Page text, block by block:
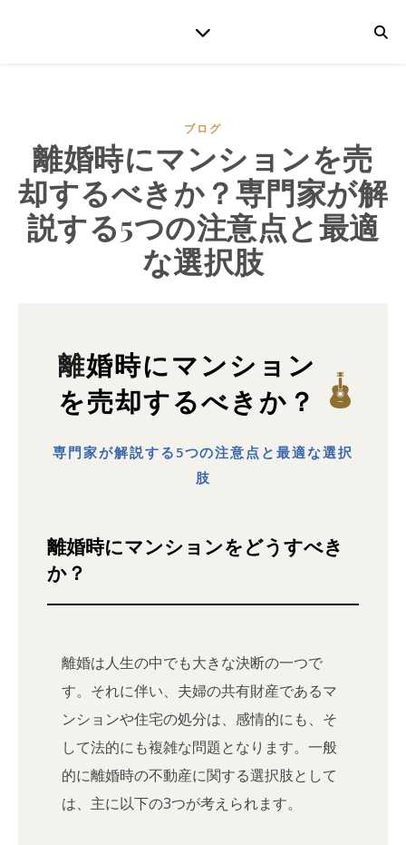
ブログ
離婚時にマンションを売
却するべきか？専門家が解
説する5つの注意点と最適
な選択肢
離婚時にマンション
を売却するべきか？
専門家が解説する5つの注意点と最適な選択
肢
離婚時にマンションをどうすべき
か？
離婚は人生の中でも大きな決断の一つで
す。それに伴い、夫婦の共有財産であるマ
ンションや住宅の処分は、感情的にも、そ
して法的にも複雑な問題となります。一般
的に離婚時の不動産に関する選択肢として
は、主に以下の3つが考えられます。